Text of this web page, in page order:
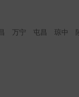
万宁 屯昌 琼中